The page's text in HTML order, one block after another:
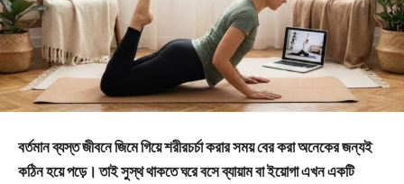
বর্তমান ব্যস্ত জীবনে জিমে গিয়ে শরীরচর্চা করার সময় বের করা অনেকের জন্যই
কঠিন হয়ে পড়ে। তাই সুস্থ থাকতে ঘরে বসে ব্যায়াম বা ইয়োগা এখন একটি